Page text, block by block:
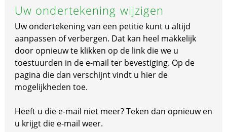
Uw ondertekening wijzigen
Uw ondertekening van een petitie kunt u altijd
aanpassen of verbergen. Dat kan heel makkelijk
door opnieuw te klikken op de link die we u
toestuurden in de e-mail ter bevestiging. Op de
pagina die dan verschijnt vindt u hier de
mogelijkheden toe.
Heeft u die e-mail niet meer? Teken dan opnieuw en
u krijgt die e-mail weer.